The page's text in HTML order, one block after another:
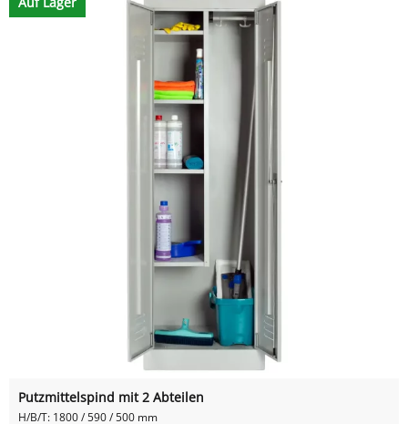
Putzmittelspind mit 2 Abteilen
H/B/T: 1800 / 590 / 500 mm